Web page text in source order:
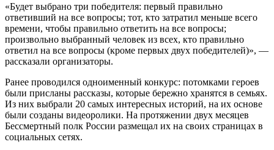
«Будет выбрано три победителя: первый правильно
ответивший на все вопросы; тот, кто затратил меньше всего
времени, чтобы правильно ответить на все вопросы;
произвольно выбранный человек из всех, кто правильно
ответил на все вопросы (кроме первых двух победителей)», —
рассказали организаторы.
Ранее проводился одноименный конкурс: потомками героев
были присланы рассказы, которые бережно хранятся в семьях.
Из них выбрали 20 самых интересных историй, на их основе
были созданы видеоролики. На протяжении двух месяцев
Бессмертный полк России размещал их на своих страницах в
социальных сетях.